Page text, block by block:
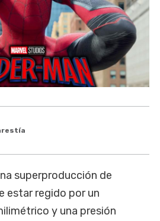
superproducción de
estar regido por un
y una presión